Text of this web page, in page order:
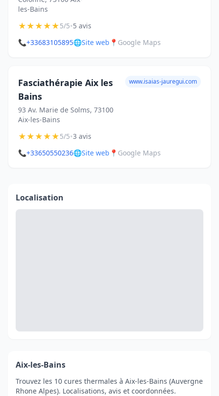
les-Bains
★★★★★5/5•5 avis
📞+33683105895🌐Site web 📍 Google Maps
Fasciathérapie Aix les
Bains
93 Av. Marie de Solms, 73100
Aix-les-Bains
www.isaias-jauregui.com
★★★★★5/5•3 avis
📞+33650550236🌐Site web 📍 Google Maps
Localisation
Aix-les-Bains
Trouvez les 10 cures thermales à Aix-les-Bains (Auvergne
Rhone Alpes). Localisations, avis et coordonnées.